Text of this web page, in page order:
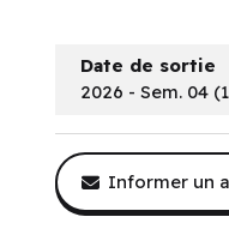
Date de sortie
2026 - Sem. 04
Informer un